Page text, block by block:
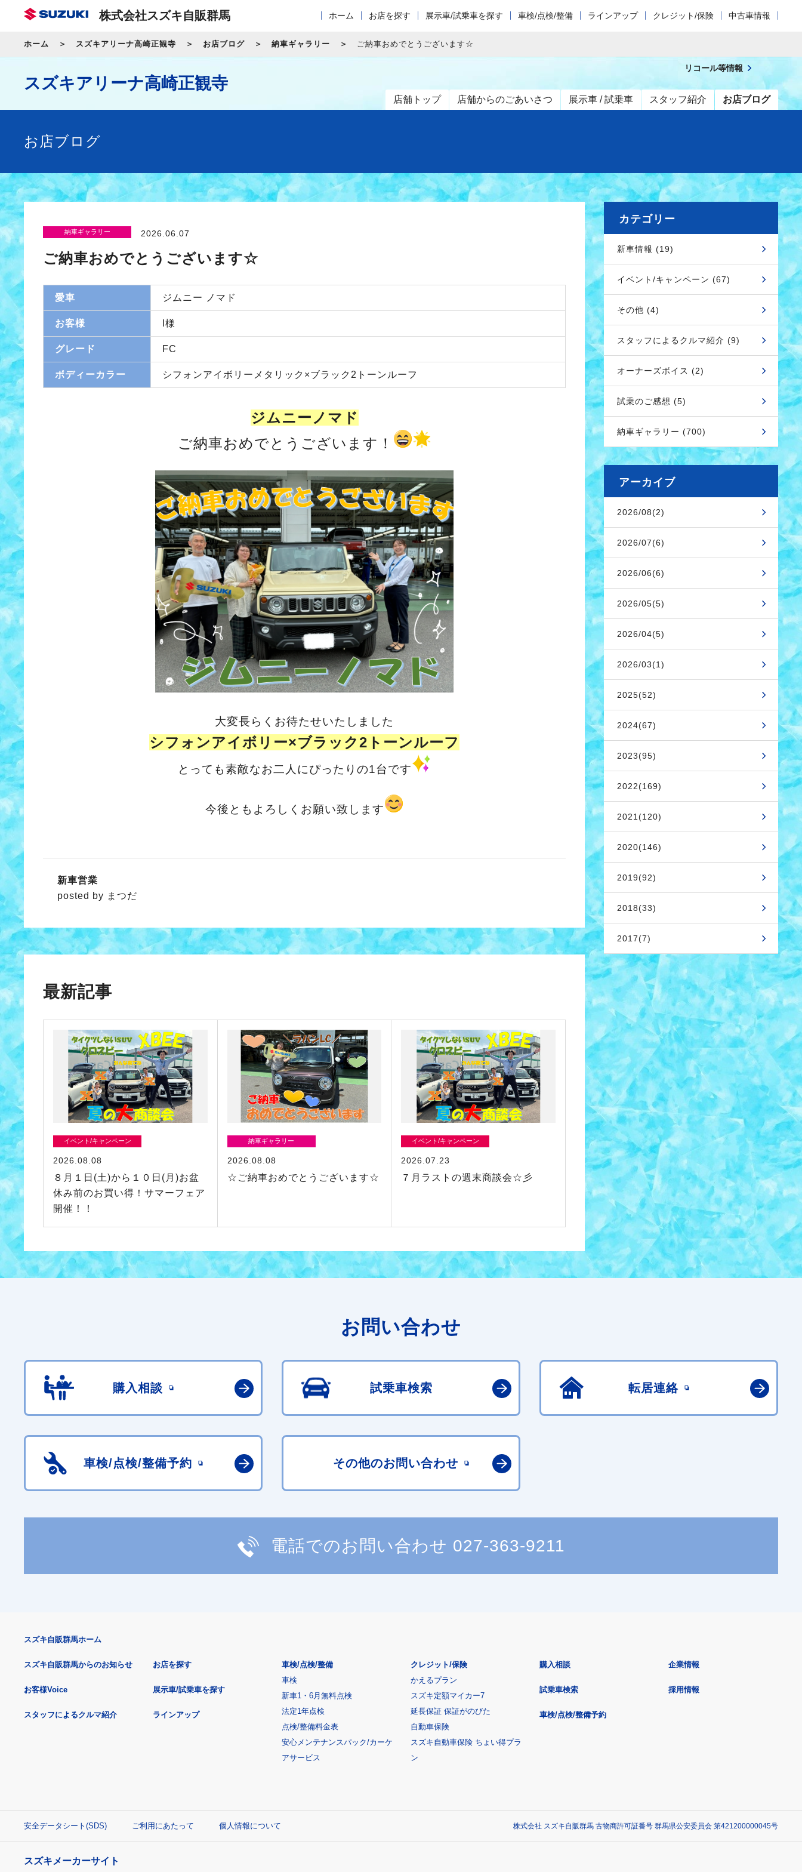
株式会社スズキ自販群馬 ホーム お店を探す 展示車/試乗車を探す 車検/点検/整備 ラインアップ クレジット/保険 中古車情報
ホーム スズキアリーナ高崎正観寺 お店ブログ 納車ギャラリー ご納車おめでとうございます☆
スズキアリーナ高崎正観寺
店舗トップ 店舗からのごあいさつ 展示車 / 試乗車 スタッフ紹介 お店ブログ
リコール等情報
お店ブログ
納車ギャラリー 2026.06.07
ご納車おめでとうございます☆
愛車 ジムニー ノマド
お客様 I様
グレード FC
ボディーカラー シフォンアイボリーメタリック×ブラック2トーンルーフ
ジムニーノマド
ご納車おめでとうございます！
大変長らくお待たせいたしました
シフォンアイボリー×ブラック2トーンルーフ
とっても素敵なお二人にぴったりの1台です
今後ともよろしくお願い致します
新車営業
posted by まつだ
最新記事
イベント/キャンペーン
2026.08.08
８月１日(土)から１０日(月)お盆
休み前のお買い得！サマーフェア
開催！！
納車ギャラリー
2026.08.08
☆ご納車おめでとうございます☆
イベント/キャンペーン
2026.07.23
７月ラストの週末商談会☆彡
カテゴリー
新車情報 (19)
イベント/キャンペーン (67)
その他 (4)
スタッフによるクルマ紹介 (9)
オーナーズボイス (2)
試乗のご感想 (5)
納車ギャラリー (700)
アーカイブ
2026/08(2)
2026/07(6)
2026/06(6)
2026/05(5)
2026/04(5)
2026/03(1)
2025(52)
2024(67)
2023(95)
2022(169)
2021(120)
2020(146)
2019(92)
2018(33)
2017(7)
お問い合わせ
購入相談 試乗車検索 転居連絡
車検/点検/整備予約 その他のお問い合わせ
電話でのお問い合わせ 027-363-9211
スズキ自販群馬ホーム
スズキ自販群馬からのお知らせ
お客様Voice
スタッフによるクルマ紹介
お店を探す
展示車/試乗車を探す
ラインアップ
車検/点検/整備
車検
新車1・6月無料点検
法定1年点検
点検/整備料金表
安心メンテナンスパック/カーケ
アサービス
クレジット/保険
かえるプラン
スズキ定額マイカー7
延長保証 保証がのびた
自動車保険
スズキ自動車保険 ちょい得プラ
ン
購入相談
試乗車検索
車検/点検/整備予約
企業情報
採用情報
安全データシート(SDS) ご利用にあたって 個人情報について 株式会社 スズキ自販群馬 古物商許可証番号 群馬県公安委員会 第421200000045号
スズキメーカーサイト